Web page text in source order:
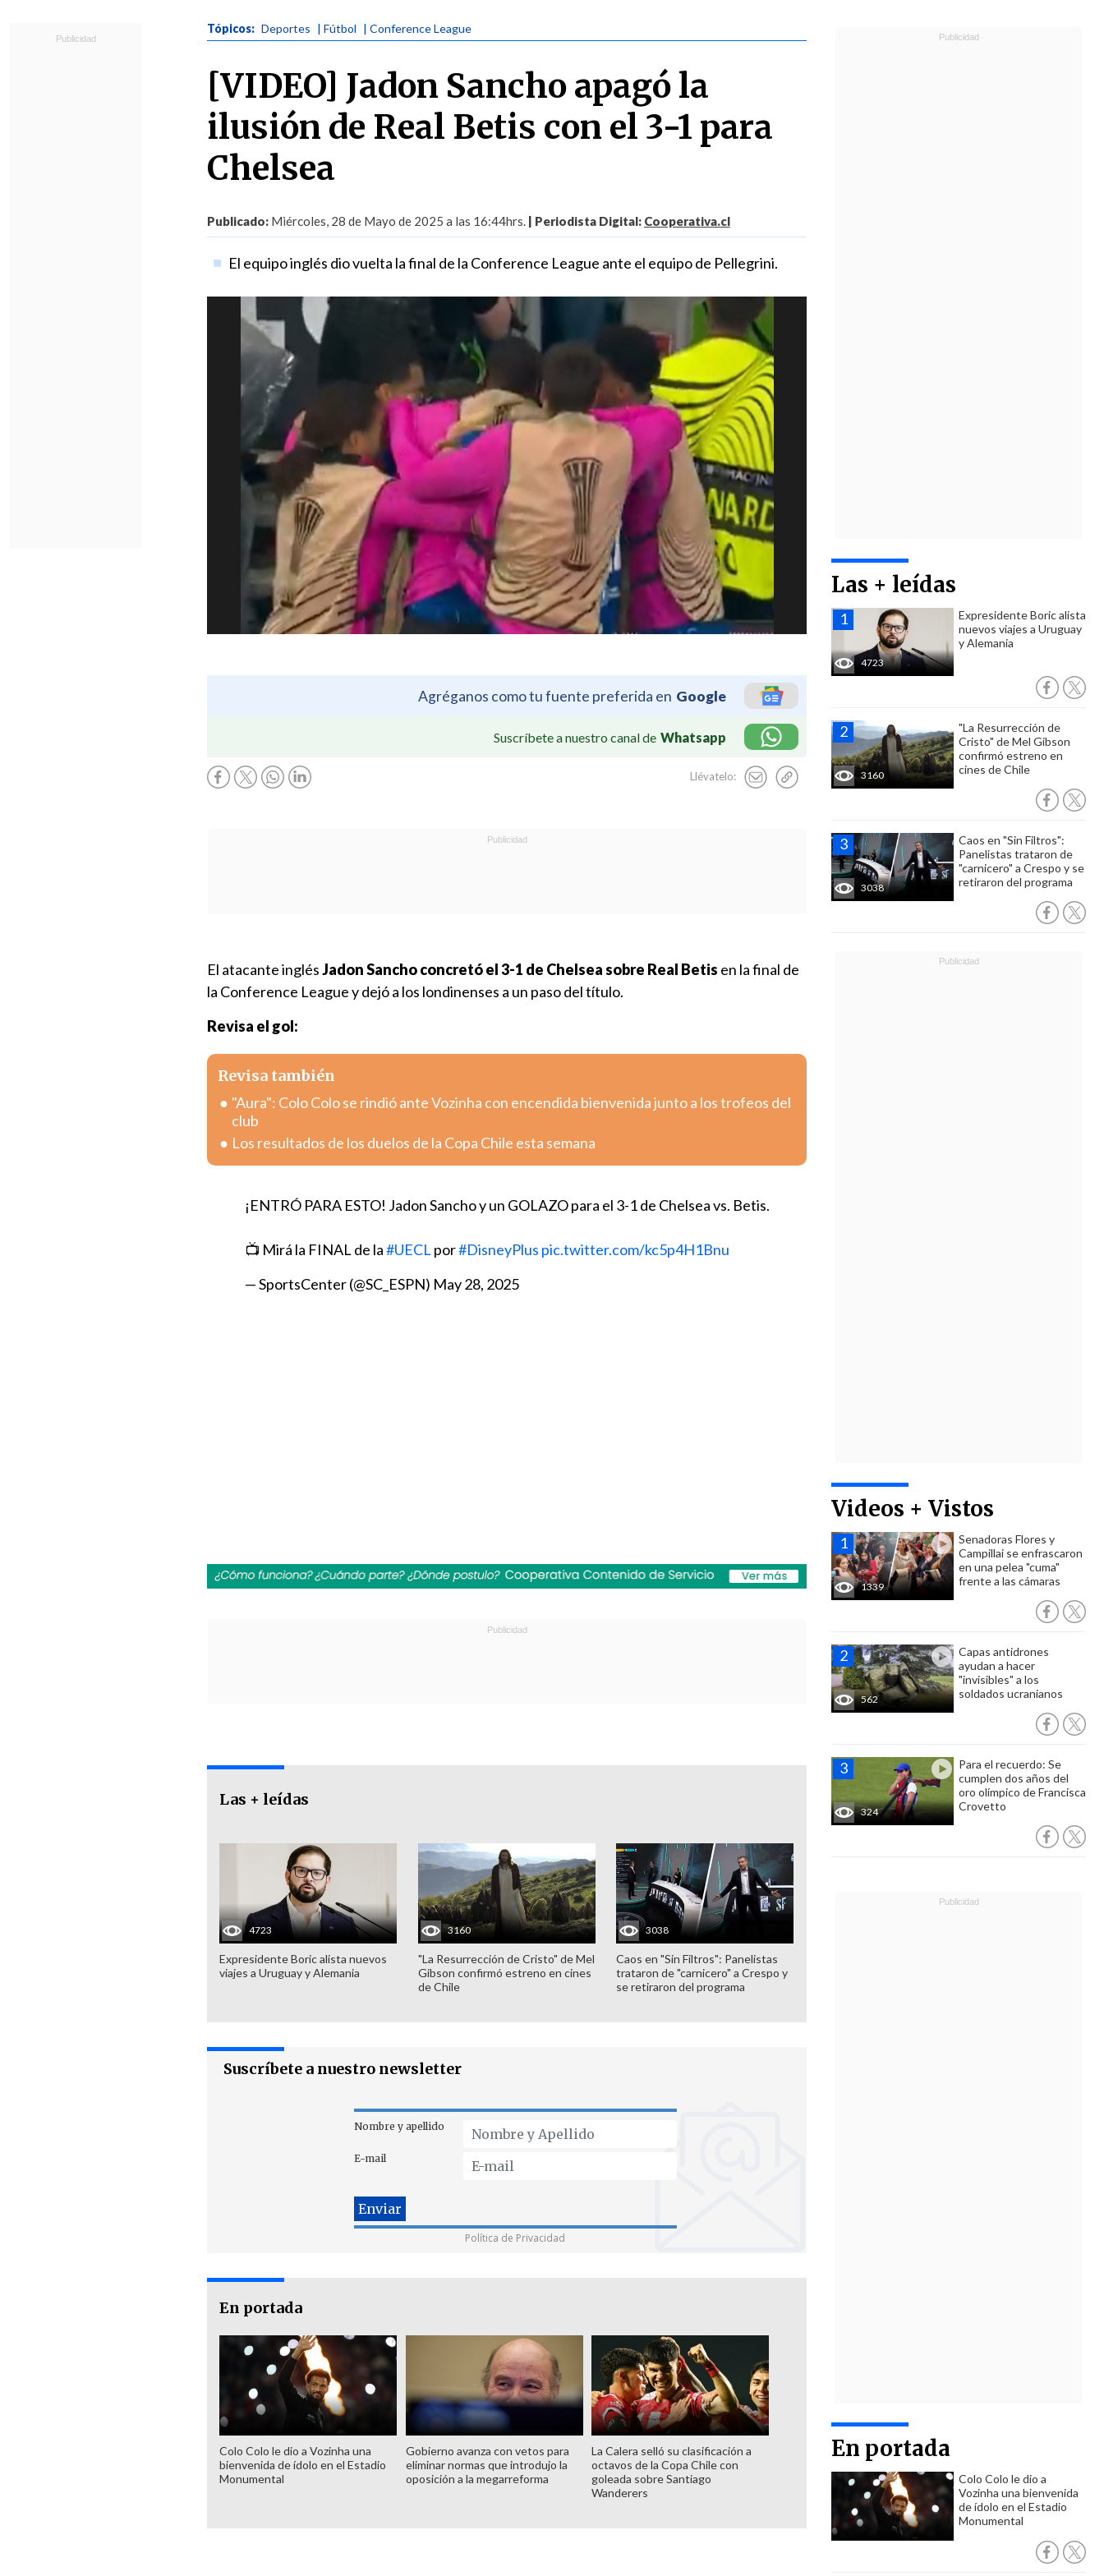
Tópicos: Deportes | Fútbol | Conference League
[VIDEO] Jadon Sancho apagó la
ilusión de Real Betis con el 3-1 para
Chelsea
Publicado: Miércoles, 28 de Mayo de 2025 a las 16:44hrs. | Periodista Digital: Cooperativa.cl
El equipo inglés dio vuelta la final de la Conference League ante el equipo de Pellegrini.
Agréganos como tu fuente preferida en Google
Suscríbete a nuestro canal de Whatsapp
Llévatelo:
Las + leídas
4723
Expresidente Boric alista
nuevos viajes a Uruguay
y Alemania
3160
"La Resurrección de
Cristo" de Mel Gibson
confirmó estreno en
cines de Chile
3038
Caos en "Sin Filtros":
Panelistas trataron de
"carnicero" a Crespo y se
retiraron del programa
Videos + Vistos
1339
Senadoras Flores y
Campillai se enfrascaron
en una pelea "cuma"
frente a las cámaras
562
Capas antidrones
ayudan a hacer
"invisibles" a los
soldados ucranianos
324
Para el recuerdo: Se
cumplen dos años del
oro olímpico de Francisca
Crovetto
En portada
Colo Colo le dio a
Vozinha una bienvenida
de ídolo en el Estadio
Monumental
El atacante inglésJadon Sancho concretó el 3-1 de Chelsea sobre Real Betis en la final de
la Conference League y dejó a los londinenses a un paso del título.
Revisa el gol:
Revisa también
"Aura": Colo Colo se rindió ante Vozinha con encendida bienvenida junto a los trofeos del
club
Los resultados de los duelos de la Copa Chile esta semana
¡ENTRÓ PARA ESTO! Jadon Sancho y un GOLAZO para el 3-1 de Chelsea vs. Betis.
📺 Mirá la FINAL de la#UECLpor#DisneyPlus pic.twitter.com/kc5p4H1Bnu
— SportsCenter (@SC_ESPN) May 28, 2025
Las + leídas
4723
Expresidente Boric alista nuevos
viajes a Uruguay y Alemania
3160
"La Resurrección de Cristo" de Mel
Gibson confirmó estreno en cines
de Chile
3038
Caos en "Sin Filtros": Panelistas
trataron de "carnicero" a Crespo y
se retiraron del programa
Suscríbete a nuestro newsletter
Nombre y apellido
E-mail
Política de Privacidad
En portada
Colo Colo le dio a Vozinha una
bienvenida de ídolo en el Estadio
Monumental
Gobierno avanza con vetos para
eliminar normas que introdujo la
oposición a la megarreforma
La Calera selló su clasificación a
octavos de la Copa Chile con
goleada sobre Santiago
Wanderers